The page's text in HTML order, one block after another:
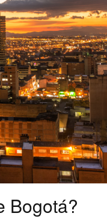
Bogotá?